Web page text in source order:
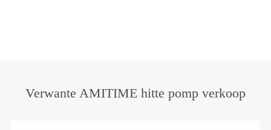
Verwante AMITIME hitte pomp verkoop